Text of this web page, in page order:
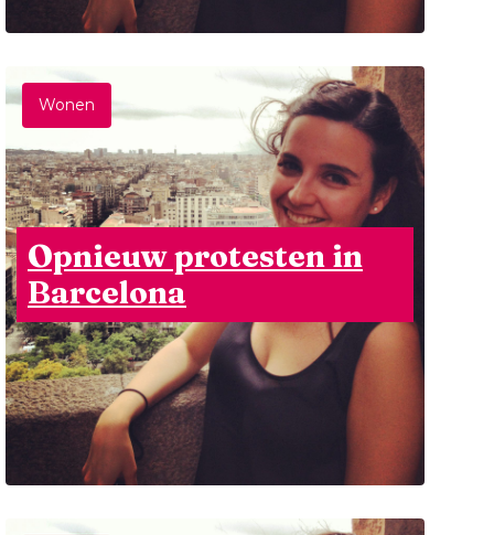
Wonen
Opnieuw protesten in
Barcelona